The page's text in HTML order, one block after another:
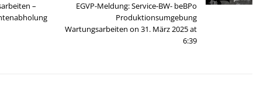
–
EGVP-Meldung: Service-BW- beBPo
Produktionsumgebung
Wartungsarbeiten on 31. März 2025 at
6:39